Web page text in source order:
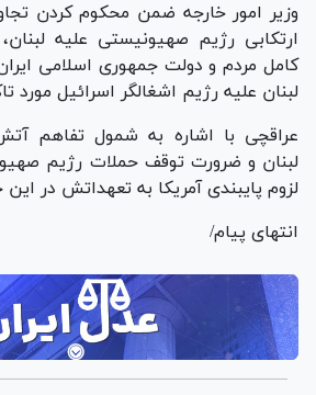
وزیر امور خارجه ضمن محکوم کردن
ارتکابی رژیم صهیونیستی علیه
کامل مردم و دولت جمهوری اسلامی
لبنان علیه رژیم اشغالگر اسرائیل مورد
عراقچی با اشاره به شمول تفاهم
لبنان و ضرورت توقف حملات رژیم
لزوم پایبندی آمریکا به تعهداتش در
انتهای پیام/